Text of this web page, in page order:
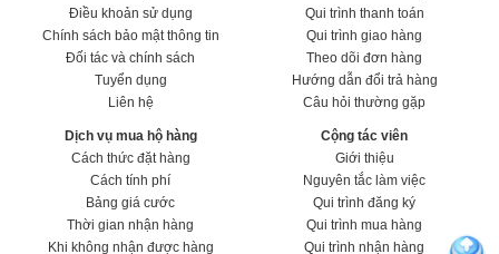
Điều khoản sử dụng
Chính sách bảo mật thông tin
Đối tác và chính sách
Tuyển dụng
Liên hệ
Qui trình thanh toán
Qui trình giao hàng
Theo dõi đơn hàng
Hướng dẫn đổi trả hàng
Câu hỏi thường gặp
Dịch vụ mua hộ hàng
Cách thức đặt hàng
Cách tính phí
Bảng giá cước
Thời gian nhận hàng
Khi không nhận được hàng
Cộng tác viên
Giới thiệu
Nguyên tắc làm việc
Qui trình đăng ký
Qui trình mua hàng
Qui trình nhận hàng